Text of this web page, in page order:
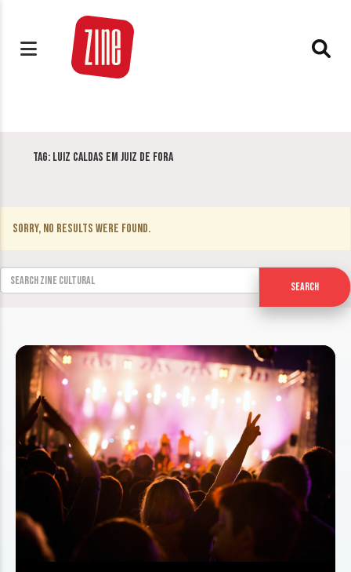
Tag: Luiz Caldas em Juiz de Fora
Sorry, no results were found.
Search for:
Search